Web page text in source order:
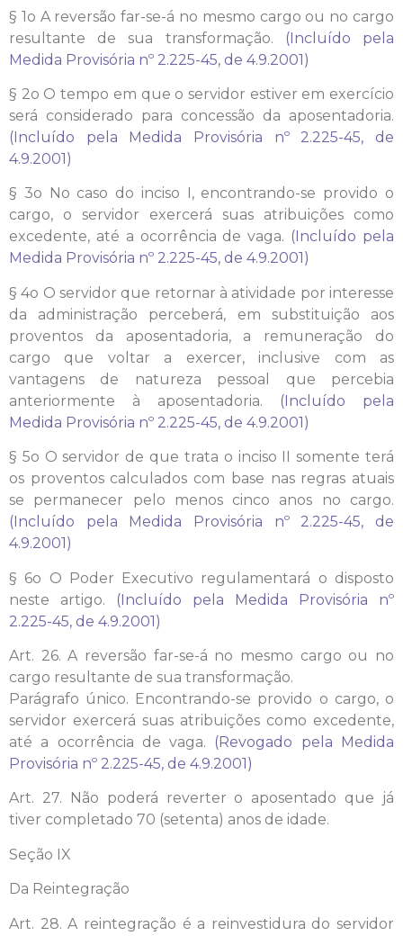
§ 1o A reversão far-se-á no mesmo cargo ou no cargo
resultante de sua transformação.
(Incluído pela
Medida Provisória nº 2.225-45, de 4.9.2001)
§ 2o O tempo em que o servidor estiver em exercício
será considerado para concessão da aposentadoria.
(Incluído pela Medida Provisória nº 2.225-45, de
4.9.2001)
§ 3o No caso do inciso I, encontrando-se provido o
cargo, o servidor exercerá suas atribuições como
excedente, até a ocorrência de vaga. (Incluído pela
Medida Provisória nº 2.225-45, de 4.9.2001)
§ 4o O servidor que retornar à atividade por interesse
da administração perceberá, em substituição aos
proventos da aposentadoria, a remuneração do
cargo que voltar a exercer, inclusive com as
vantagens de natureza pessoal que percebia
anteriormente à aposentadoria.
(Incluído pela
Medida Provisória nº 2.225-45, de 4.9.2001)
§ 5o O servidor de que trata o inciso II somente terá
os proventos calculados com base nas regras atuais
se permanecer pelo menos cinco anos no cargo.
(Incluído pela Medida Provisória nº 2.225-45, de
4.9.2001)
§ 6o O Poder Executivo regulamentará o disposto
neste artigo.
(Incluído pela Medida Provisória nº
2.225-45, de 4.9.2001)
Art. 26. A reversão far-se-á no mesmo cargo ou no
cargo resultante de sua transformação.
Parágrafo único. Encontrando-se provido o cargo, o
servidor exercerá suas atribuições como excedente,
até a ocorrência de vaga. (Revogado pela Medida
Provisória nº 2.225-45, de 4.9.2001)
Art. 27. Não poderá reverter o aposentado que já
tiver completado 70 (setenta) anos de idade.
Seção IX
Da Reintegração
Art. 28. A reintegração é a reinvestidura do servidor